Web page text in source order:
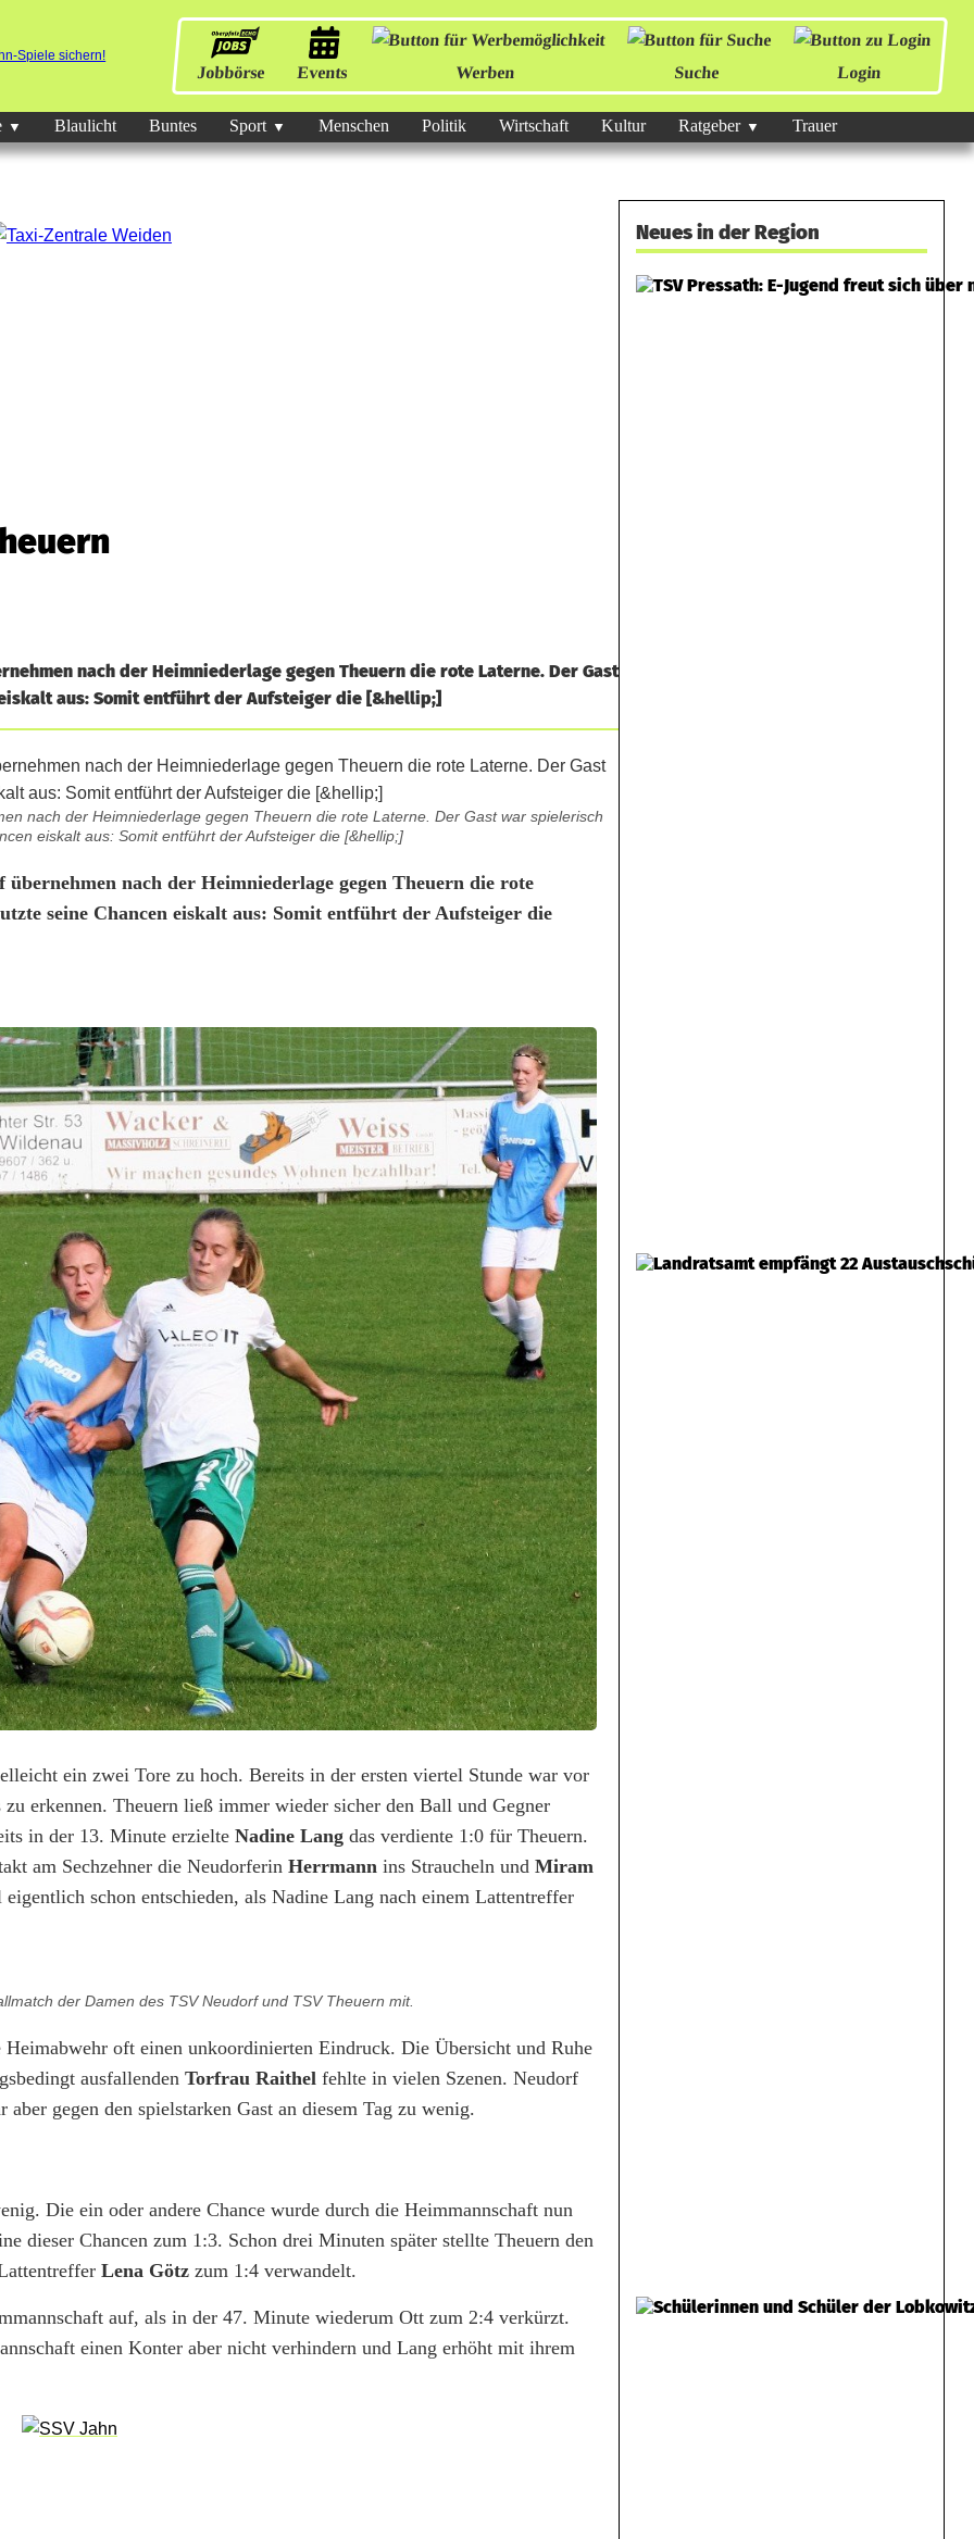
Jobbörse Events Werben Suche Login
Blaulicht Buntes Sport Menschen Politik Wirtschaft Kultur Ratgeber Trauer
nach der Heimniederlage gegen Theuern die rote Laterne. Der Gast
aus: Somit entführt der Aufsteiger die [&hellip;]
nach der Heimniederlage gegen Theuern die rote Laterne. Der Gast war spielerisch
eiskalt aus: Somit entführt der Aufsteiger die [&hellip;]
nach der Heimniederlage gegen Theuern die rote
seine Chancen eiskalt aus: Somit entführt der Aufsteiger die
ein zwei Tore zu hoch. Bereits in der ersten viertel Stunde war vor
erkennen. Theuern ließ immer wieder sicher den Ball und Gegner
in der 13. Minute erzielte Nadine Lang das verdiente 1:0 für Theuern.
am Sechzehner die Neudorferin Herrmann ins Straucheln und Miram
schon entschieden, als Nadine Lang nach einem Lattentreffer
der Damen des TSV Neudorf und TSV Theuern mit.
oft einen unkoordinierten Eindruck. Die Übersicht und Ruhe
ausfallenden Torfrau Raithel fehlte in vielen Szenen. Neudorf
gegen den spielstarken Gast an diesem Tag zu wenig.
Die ein oder andere Chance wurde durch die Heimmannschaft nun
dieser Chancen zum 1:3. Schon drei Minuten später stellte Theuern den
Lena Götz zum 1:4 verwandelt.
auf, als in der 47. Minute wiederum Ott zum 2:4 verkürzt.
einen Konter aber nicht verhindern und Lang erhöht mit ihrem
Neues in der Region